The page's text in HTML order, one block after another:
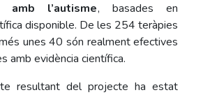
amb l’autisme, basades en
disponible. De les 254 teràpies
unes 40 són realment efectives
amb evidència científica.
resultant del projecte ha estat